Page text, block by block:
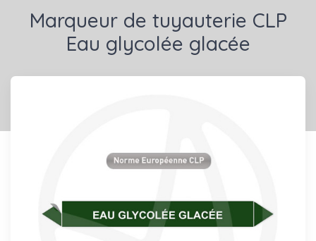
Marqueur de tuyauterie CLP
Eau glycolée glacée